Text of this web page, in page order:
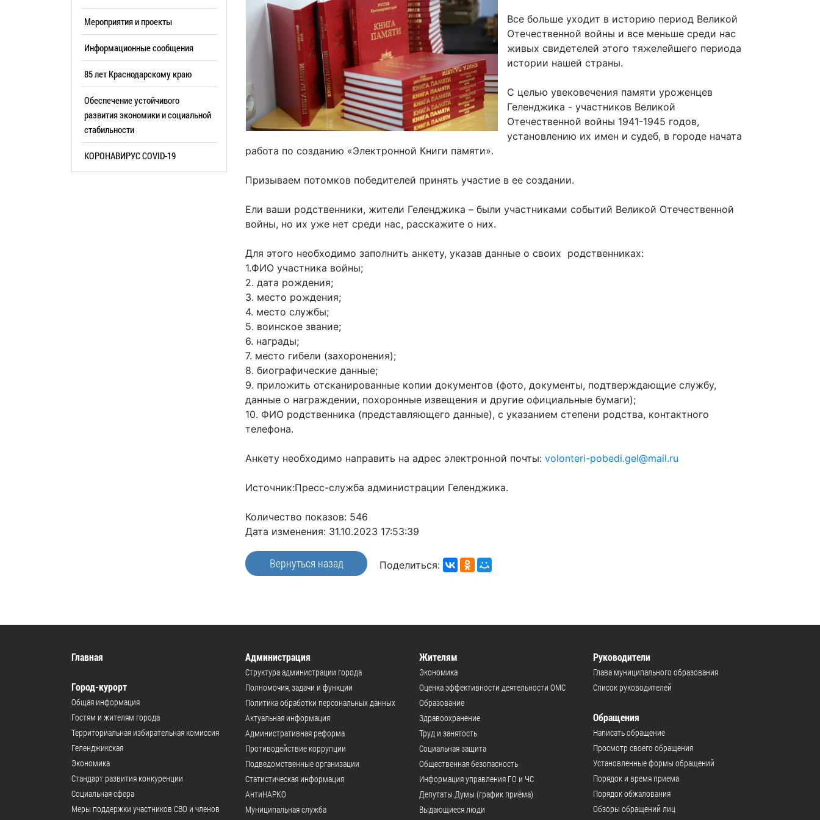
Стандарт развития конкуренции
Антимонопольный комплаенс
Общественная безопасность
Инициативное бюджетирование
Инвестиционная
Видеогалерея
Резерв управленческих кадров
Сведения о нестационарных
объектах (НТО), QR-коды
Имущественная поддержка
субъектов МСП
Участие в программах
Официальные визиты и рабочие
Результаты проверок
имуществе и обязательствах
имущественного характера
План работы и график сессий
ОБРАЩЕНИЯ
Написать обращение
Просмотр своего обращения
Установленные формы
обращений
Обзоры обращений лиц
Порядок оказания бесплатной
Муниципально-частное
партнёрство
Документы о выявлении
правообладателей ранее
учтенных объектов
недвижимости
Контрольно-ревизионная и
Территориальное общественное
самоуправление
Итоги конкурсов
ТОС
Мероприятия и проекты
Информационные сообщения
85 лет Краснодарскому краю
Обеспечение устойчивого
развития экономики и социальной
стабильности
КОРОНАВИРУС COVID-19
Все больше уходит в историю период Великой
Отечественной войны и все меньше среди нас
живых свидетелей этого тяжелейшего периода
истории нашей страны.
С целью увековечения памяти уроженцев
Геленджика - участников Великой
Отечественной войны 1941-1945 годов,
установлению их имен и судеб, в городе начата
работа по созданию «Электронной Книги памяти».
Призываем потомков победителей принять участие в ее создании.
Ели ваши родственники, жители Геленджика – были участниками событий Великой Отечественной
войны, но их уже нет среди нас, расскажите о них.
Для этого необходимо заполнить анкету, указав данные о своих родственниках:
1.ФИО участника войны;
2. дата рождения;
3. место рождения;
4. место службы;
5. воинское звание;
6. награды;
7. место гибели (захоронения);
8. биографические данные;
9. приложить отсканированные копии документов (фото, документы, подтверждающие службу,
данные о награждении, похоронные извещения и другие официальные бумаги);
10. ФИО родственника (представляющего данные), с указанием степени родства, контактного
телефона.
Анкету необходимо направить на адрес электронной почты: volonteri-pobedi.gel@mail.ru
Источник:Пресс-служба администрации Геленджика.
Количество показов: 546
Дата изменения: 31.10.2023 17:53:39
Вернуться назад Поделиться:
Главная
Город-курорт
Общая информация
Гостям и жителям города
Территориальная избирательная комиссия
Геленджикcкая
Экономика
Стандарт развития конкуренции
Социальная сфера
Меры поддержки участников СВО и членов
Администрация
Структура администрации города
Полномочия, задачи и функции
Политика обработки персональных данных
Актуальная информация
Административная реформа
Противодействие коррупции
Подведомственные организации
Статистическая информация
АнтиНАРКО
Муниципальная служба
Жителям
Экономика
Оценка эффективности деятельности ОМС
Образование
Здравоохранение
Труд и занятость
Социальная защита
Общественная безопасность
Информация управления ГО и ЧС
Депутаты Думы (график приёма)
Выдающиеся люди
Руководители
Глава муниципального образования
Список руководителей
Обращения
Написать обращение
Просмотр своего обращения
Установленные формы обращений
Порядок и время приема
Порядок обжалования
Обзоры обращений лиц